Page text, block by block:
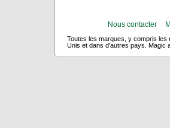
Nous contacter
Toutes les marques, y compris
Unis et dans d'autres pays. Magic